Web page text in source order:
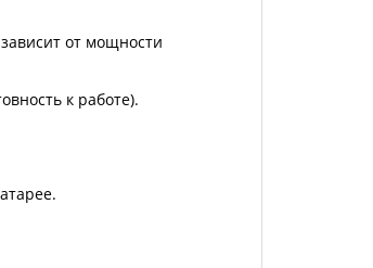
от мощности
к работе).